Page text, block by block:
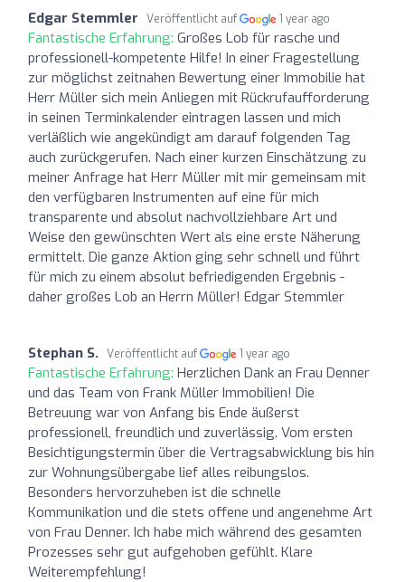
Edgar Stemmler Veröffentlicht auf 1 year ago
Fantastische Erfahrung: Großes Lob für rasche und
professionell-kompetente Hilfe! In einer Fragestellung
zur möglichst zeitnahen Bewertung einer Immobilie hat
Herr Müller sich mein Anliegen mit Rückrufaufforderung
in seinen Terminkalender eintragen lassen und mich
verläßlich wie angekündigt am darauf folgenden Tag
auch zurückgerufen. Nach einer kurzen Einschätzung zu
meiner Anfrage hat Herr Müller mit mir gemeinsam mit
den verfügbaren Instrumenten auf eine für mich
transparente und absolut nachvollziehbare Art und
Weise den gewünschten Wert als eine erste Näherung
ermittelt. Die ganze Aktion ging sehr schnell und führt
für mich zu einem absolut befriedigenden Ergebnis -
daher großes Lob an Herrn Müller! Edgar Stemmler
Stephan S. Veröffentlicht auf 1 year ago
Fantastische Erfahrung: Herzlichen Dank an Frau Denner
und das Team von Frank Müller Immobilien! Die
Betreuung war von Anfang bis Ende äußerst
professionell, freundlich und zuverlässig. Vom ersten
Besichtigungstermin über die Vertragsabwicklung bis hin
zur Wohnungsübergabe lief alles reibungslos.
Besonders hervorzuheben ist die schnelle
Kommunikation und die stets offene und angenehme Art
von Frau Denner. Ich habe mich während des gesamten
Prozesses sehr gut aufgehoben gefühlt. Klare
Weiterempfehlung!